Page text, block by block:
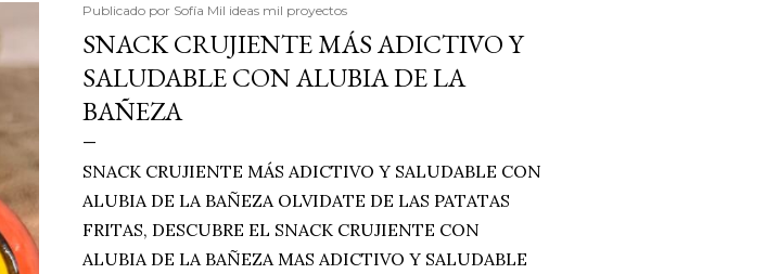
Publicado por Sofía Mil ideas mil proyectos
SNACK CRUJIENTE MÁS ADICTIVO Y
SALUDABLE CON ALUBIA DE LA
BAÑEZA
SNACK CRUJIENTE MÁS ADICTIVO Y SALUDABLE CON
ALUBIA DE LA BAÑEZA OLVIDATE DE LAS PATATAS
FRITAS, DESCUBRE EL SNACK CRUJIENTE CON
ALUBIA DE LA BAÑEZA MAS ADICTIVO Y SALUDABLE